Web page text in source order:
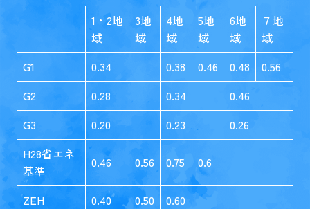
1・2地
域
3地
域
4地
域
5地
域
6地
域
７地
域
G1
0.34 0.38 0.46 0.48
0.56
G2
0.28 0.34
0.46
G3
0.20 0.23
0.26
H28省エネ
基準
0.46 0.56 0.75 0.6
ZEH 0.40 0.50
0.60